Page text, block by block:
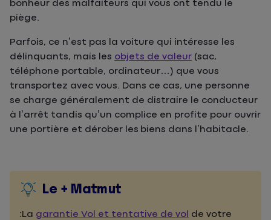
bonheur des malfaiteurs qui vous ont tendu le
piège.
Parfois, ce n’est pas la voiture qui intéresse les
délinquants, mais les objets de valeur (sac,
téléphone portable, ordinateur…) que vous
transportez avec vous. Dans ce cas, une personne
se charge généralement de distraire le conducteur
à l’arrêt tandis qu’un complice en profite pour ouvrir
une portière et dérober les biens dans l’habitacle.
Le + Matmut
:La garantie Vol et tentative de vol de votre